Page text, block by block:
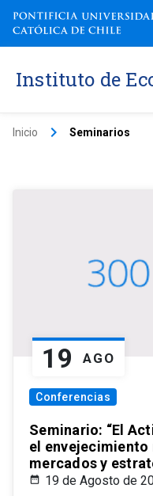
Instituto de
Inicio keyboard_arrow_right Seminarios
19 AGO
Conferencias
Seminario: “El
el
mercados y
19 de Agosto de